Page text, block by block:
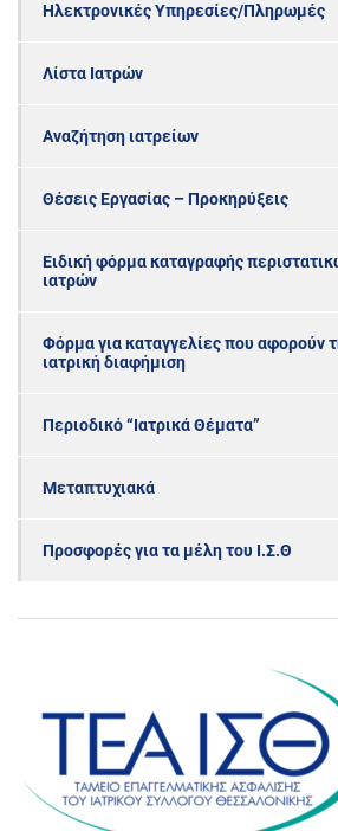
Ηλεκτρονικές Υπηρεσίες/Πληρωμές
Λίστα Ιατρών
Αναζήτηση ιατρείων
Θέσεις Εργασίας – Προκηρύξεις
Ειδική φόρμα καταγραφής
ιατρών
Φόρμα για καταγγελίες που αφορούν
ιατρική διαφήμιση
Περιοδικό “Ιατρικά Θέματα”
Μεταπτυχιακά
Προσφορές για τα μέλη του Ι.Σ.Θ